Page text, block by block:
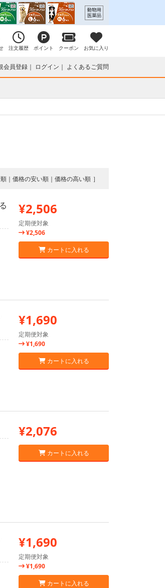
注文履歴 ポイント クーポン お気に入り
会員登録 ログイン よくあるご質問
価格の安い順 価格の高い順
¥2,506
定期便対象
¥2,506
カートに入れる
¥1,690
定期便対象
¥1,690
カートに入れる
¥2,076
カートに入れる
¥1,690
定期便対象
¥1,690
カートに入れる